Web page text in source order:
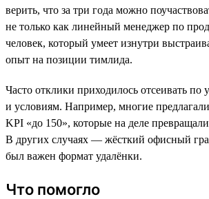
верить, что за три года можно
не только как линейный менеджер по
человек, который умеет изнутри
опыт на позиции тимлида.
Часто отклики приходилось отсеивать по
и условиям. Например, многие
KPI «до 150», которые на деле
В других случаях — жёсткий офисный
был важен формат удалёнки.
Что помогло